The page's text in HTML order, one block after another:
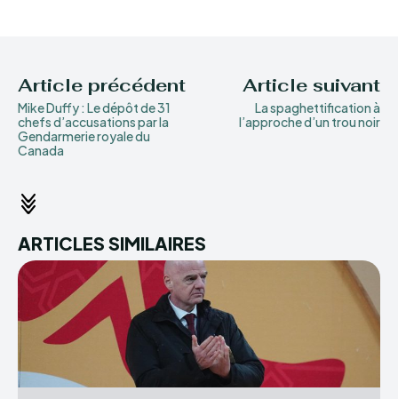
Article précédent
Mike Duffy : Le dépôt de 31
chefs d’accusations par la
Gendarmerie royale du
Canada
Article suivant
La spaghettification à
l’approche d’un trou noir
ARTICLES SIMILAIRES